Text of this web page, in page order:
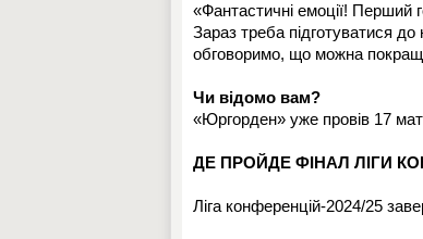
«Фантастичні емоції! Перший
Зараз треба підготуватися
обговоримо, що можна
Чи відомо вам?
«Юргорден» уже провів 17
ДЕ ПРОЙДЕ ФІНАЛ ЛІГИ
Ліга конференцій-2024/25